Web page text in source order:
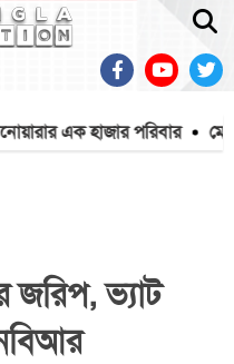
এক হাজার পরিবার
ভ্যাট